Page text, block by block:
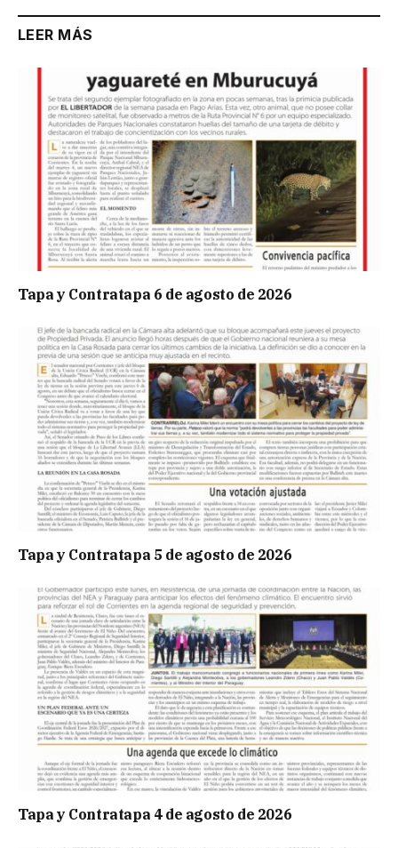
LEER MÁS
Tapa y Contratapa 6 de agosto de 2026
Tapa y Contratapa 5 de agosto de 2026
Tapa y Contratapa 4 de agosto de 2026